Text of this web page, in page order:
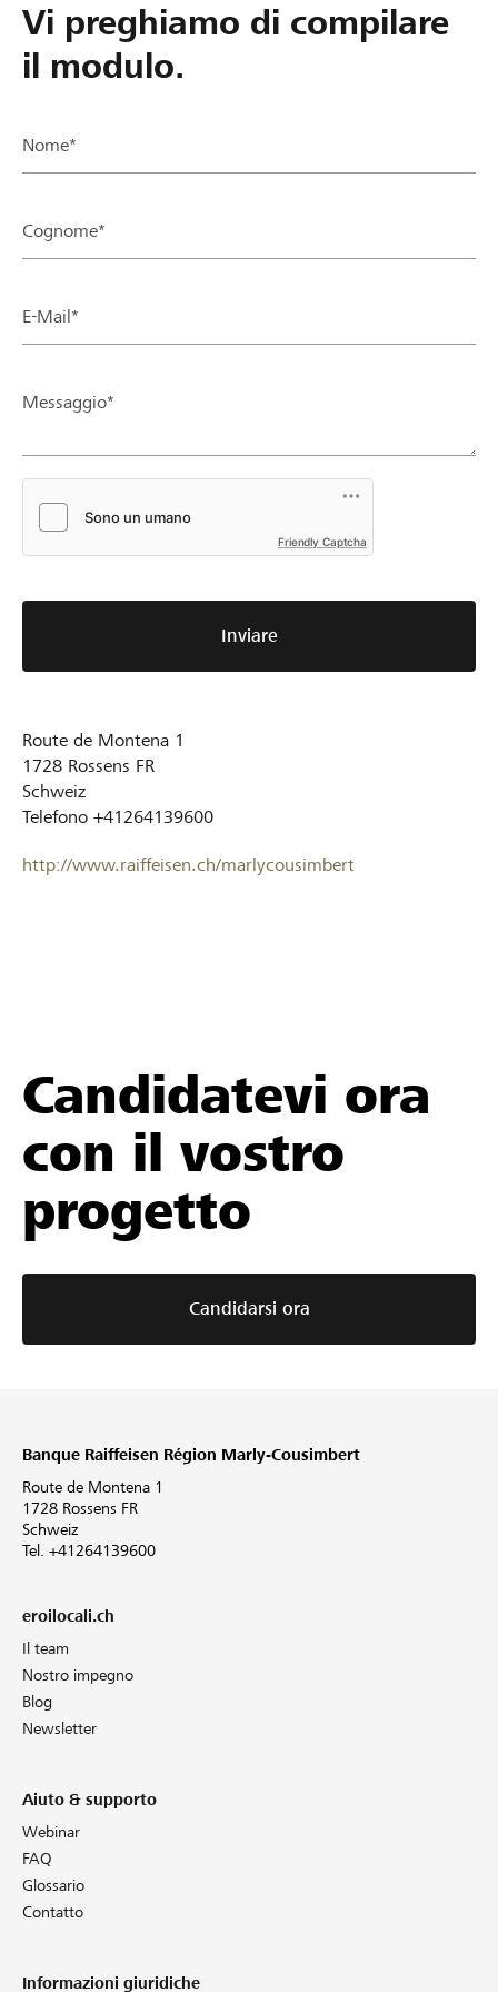
Vi preghiamo di compilare
il modulo.
Nome*
Cognome*
E-Mail*
Messaggio*
Friendly Captcha
Inviare
Route de Montena 1
1728 Rossens FR
Schweiz
Telefono +41264139600
http://www.raiffeisen.ch/marlycousimbert
Candidatevi ora
con il vostro
progetto
Candidarsi ora
Banque Raiffeisen Région Marly-Cousimbert
Route de Montena 1
1728 Rossens FR
Schweiz
Tel. +41264139600
eroilocali.ch
Il team
Nostro impegno
Blog
Newsletter
Aiuto & supporto
Webinar
FAQ
Glossario
Contatto
Informazioni giuridiche